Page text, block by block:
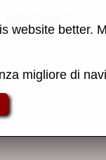
website better.
migliore di